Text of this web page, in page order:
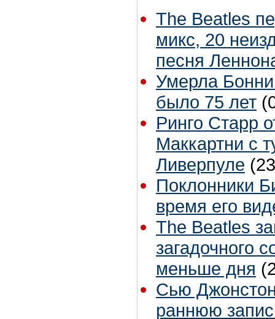
The Beatles
микс, 20
песня
Умерла
было 75 лет
Ринго Старр
Маккартни с
Ливерпуле
Поклонники
время его
The Beatles
загадочного
меньше дня
Сью
раннюю